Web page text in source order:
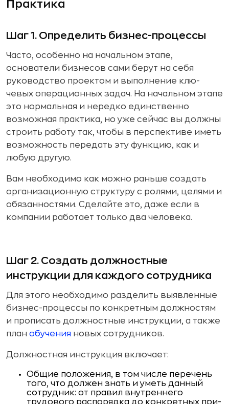
Практика
Шаг 1. Определить бизнес-процессы
Часто, особенно на начальном этапе,
основатели бизнесов сами берут на себя
руководство проектом и выполнение клю­
чевых операционных задач. На начальном этапе
это нормаль­ная и нередко единственно
возможная практика, но уже сей­час вы должны
строить работу так, чтобы в перспективе иметь
возможность передать эту функцию, как и
любую другую.
Вам необходимо как можно раньше создать
организаци­онную структуру с ролями, целями и
обязанностями. Сде­лайте это, даже если в
компании работает только два чело­века.
Шаг 2. Создать должностные
инструкции для каждого сотрудника
Для этого необходимо разделить выявленные
бизнес-про­цессы по конкретным должностям
и прописать должност­ные инструкции, а также
план обучения новых сотрудни­ков.
Должностная инструкция включает:
Общие положения, в том числе перечень
того, что дол­жен знать и уметь данный
сотрудник: от правил вну­треннего
трудового распорядка до конкретных при­